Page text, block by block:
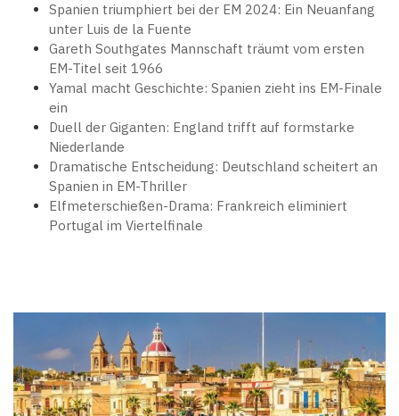
Spanien triumphiert bei der EM 2024: Ein Neuanfang
unter Luis de la Fuente
Gareth Southgates Mannschaft träumt vom ersten
EM-Titel seit 1966
Yamal macht Geschichte: Spanien zieht ins EM-Finale
ein
Duell der Giganten: England trifft auf formstarke
Niederlande
Dramatische Entscheidung: Deutschland scheitert an
Spanien in EM-Thriller
Elfmeterschießen-Drama: Frankreich eliminiert
Portugal im Viertelfinale